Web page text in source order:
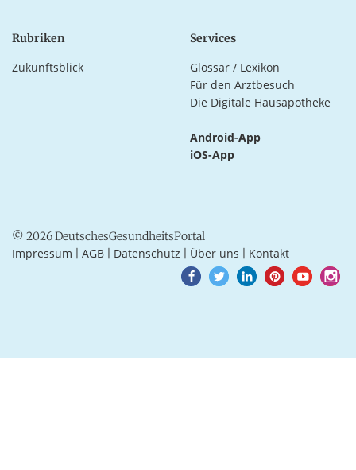
Rubriken
Zukunftsblick
Services
Glossar / Lexikon
Für den Arztbesuch
Die Digitale Hausapotheke
Android-App
iOS-App
© 2026 DeutschesGesundheitsPortal
Impressum AGB Datenschutz Über uns Kontakt